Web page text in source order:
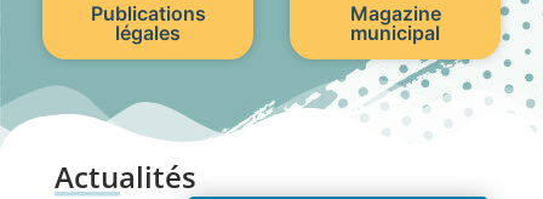
Publications
légales
Magazine
municipal
Actualités